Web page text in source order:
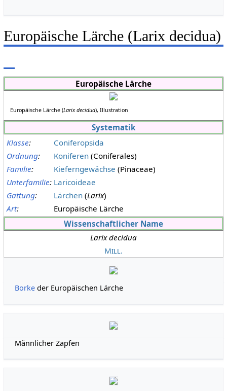
Europäische Lärche (Larix decidua)
Europäische Lärche
Europäische Lärche (Larix decidua), Illustration
Systematik
Klasse:
Coniferopsida
Ordnung: Koniferen (Coniferales)
Familie: Kieferngewächse (Pinaceae)
Unterfamilie: Laricoideae
Gattung: Lärchen (Larix)
Art:
Europäische Lärche
Wissenschaftlicher Name
Larix decidua
Mill.
Borke der Europäischen Lärche
Männlicher Zapfen